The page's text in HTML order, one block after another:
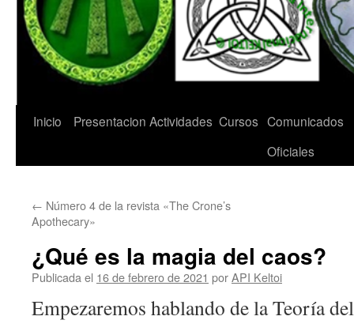
Saltar
Inicio Presentacion Actividades Cursos Comunicados
Oficiales
← Número 4 de la revista «The Crone’s
Apothecary»
¿Qué es la magia del caos?
Publicada el 16 de febrero de 2021 porAPI Keltoi
Empezaremos hablando de la Teoría